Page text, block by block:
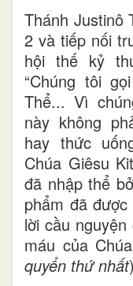
Thánh Justinô
2 và tiếp nối
hội thế kỷ
“Chúng tôi
Thể... Vì
này không
hay thức
Chúa Giêsu
đã nhập thể
phẩm đã
lời cầu
máu của
quyển thứ nhất